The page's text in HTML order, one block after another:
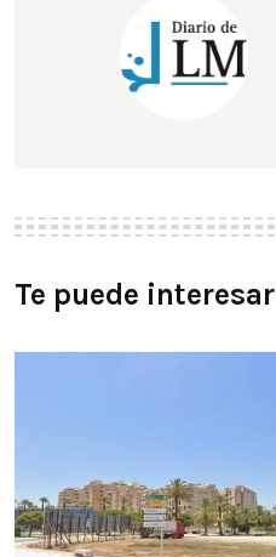
Te puede interesar